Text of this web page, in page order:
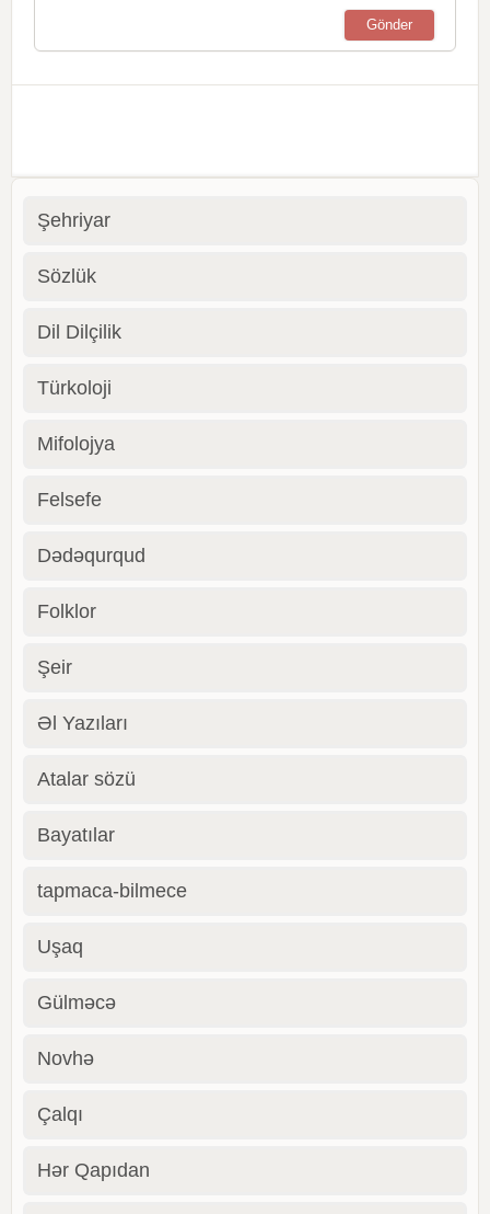
Şehriyar
Sözlük
Dil Dilçilik
Türkoloji
Mifolojya
Felsefe
Dədəqurqud
Folklor
Şeir
Əl Yazıları
Atalar sözü
Bayatılar
tapmaca-bilmece
Uşaq
Gülməcə
Novhə
Çalqı
Hər Qapıdan